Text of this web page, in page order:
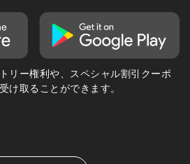
リー権利や、スペシャル割引クーポ
け取ることができます。